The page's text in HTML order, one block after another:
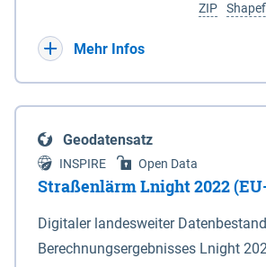
(DTK) im Maßstab 1 : 100 000
verkleinerte Amtliche Karte 1 : 5 000
projizierte Koordinaten im
Terrestrischen Referenzsystem
der Universalen Transversalen
bezogen auf die Zone 32 N (UTM
(Anlage 4); Gleiches gilt für die
ZIP
Mehr Infos
Geodatensatz
INSPIRE Open Data
Straßenlärm Lnight 2022
Digitaler landesweiter
Berechnungsergebnisses Lnight